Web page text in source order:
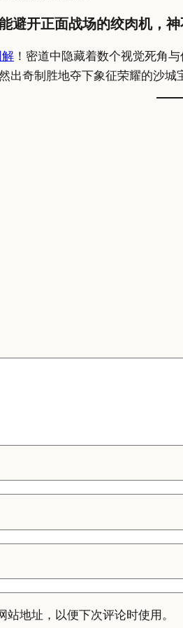
避开正面战场的绞肉机，
！密道中隐藏着数个视觉死角
奇制胜地夺下象征荣耀的沙城
地址，以便下次评论时使用。